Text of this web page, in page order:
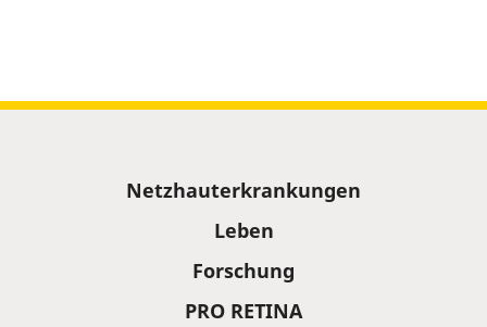
Netzhauterkrankungen
Leben
Forschung
PRO RETINA